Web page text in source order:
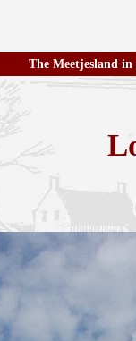
The Meetjesland